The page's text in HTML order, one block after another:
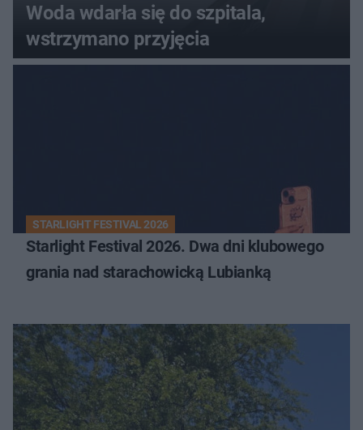
Woda wdarła się do szpitala,
wstrzymano przyjęcia
STARLIGHT FESTIVAL 2026
Starlight Festival 2026. Dwa dni klubowego
grania nad starachowicką Lubianką